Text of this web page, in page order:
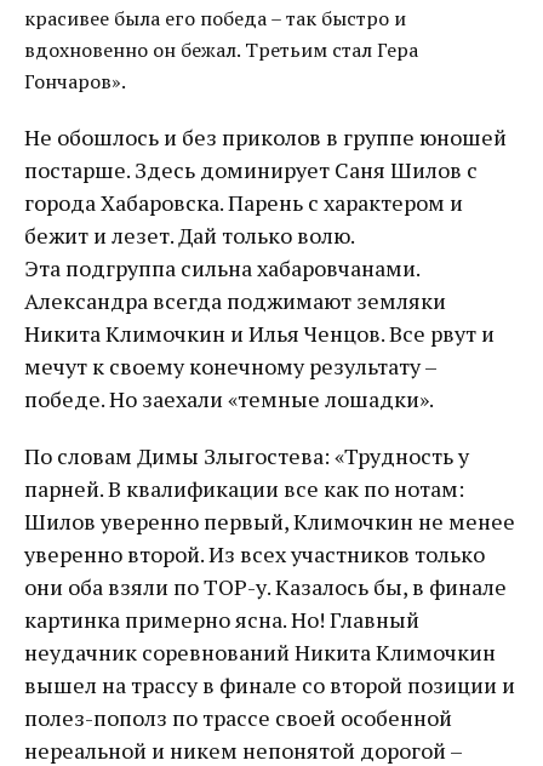
красивее была его победа – так быстро и
вдохновенно он бежал. Третьим стал Гера
Гончаров».
Не обошлось и без приколов в группе юношей
постарше. Здесь доминирует Саня Шилов с
города Хабаровска. Парень с характером и
бежит и лезет. Дай только волю.
Эта подгруппа сильна хабаровчанами.
Александра всегда поджимают земляки
Никита Климочкин и Илья Ченцов. Все рвут и
мечут к своему конечному результату –
победе. Но заехали «темные лошадки».
По словам Димы Злыгостева: «Трудность у
парней. В квалификации все как по нотам:
Шилов уверенно первый, Климочкин не менее
уверенно второй. Из всех участников только
они оба взяли по ТОР-у. Казалось бы, в финале
картинка примерно ясна. Но! Главный
неудачник соревнований Никита Климочкин
вышел на трассу в финале со второй позиции и
полез-пополз по трассе своей особенной
нереальной и никем непонятой дорогой –